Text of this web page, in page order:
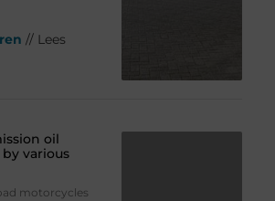
// Lees
oil
various
motorcycles